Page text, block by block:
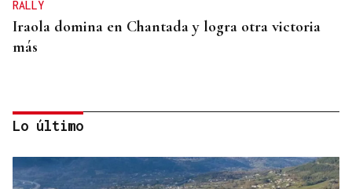
RALLY
Iraola domina en Chantada y logra otra victoria
más
Lo último